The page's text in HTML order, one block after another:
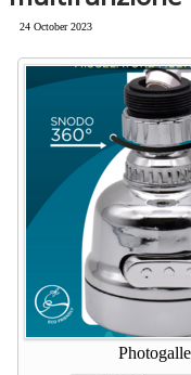
24 October 2023